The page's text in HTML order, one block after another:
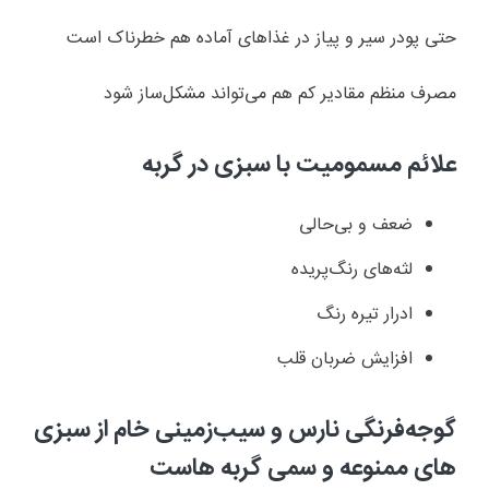
حتی پودر سیر و پیاز در غذاهای آماده هم خطرناک است
مصرف منظم مقادیر کم هم می‌تواند مشکل‌ساز شود
علائم مسمومیت با سبزی در گربه
ضعف و بی‌حالی
لثه‌های رنگ‌پریده
ادرار تیره رنگ
افزایش ضربان قلب
گوجه‌فرنگی نارس و سیب‌زمینی خام از سبزی
های ممنوعه و سمی گربه هاست